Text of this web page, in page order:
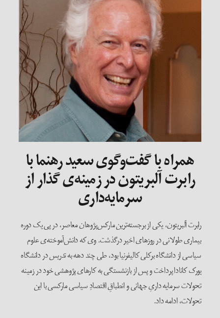
همراه با گفت‌وگوی سعید رهنما با
رابرت آلبریتون در زمینه‌ی گذار از
سرمایه‌داری
رابرت آلبریتون، یکی از برجسته‌ترین مارکس‌پژوهان معاصر، در پی یک دوره
بیماری طولانی در روزهای اخیر درگذشت. وی که دانش‌آموخته‌ی علوم
سیاسی از دانشگاه برکلی کالیفرنیا بود، طی چند دهه به تدریس در دانشگاه
یورک کانادا پرداخت و پس از بازنشستگی به کارهای پژوهشی خود در زمینه
تحولات سرمایه داریِ جهانی و انطباقِ اقتصادِ سیاسی مارکسی با این
تحولات، ادامه داد.